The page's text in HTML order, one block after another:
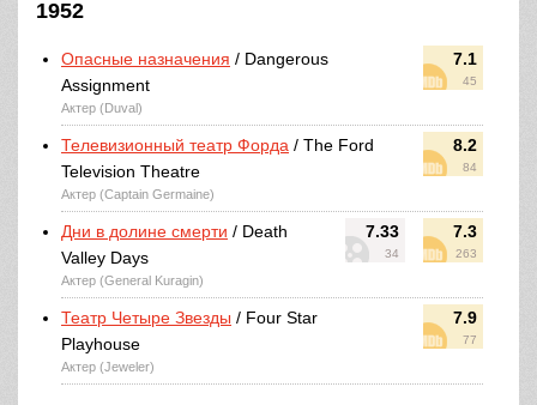
1952
7.1
45
Опасные назначения / Dangerous
Assignment
Актер (Duval)
8.2
84
Телевизионный театр Форда / The Ford
Television Theatre
Актер (Captain Germaine)
7.33
34
7.3
263
Дни в долине смерти / Death
Valley Days
Актер (General Kuragin)
7.9
77
Театр Четыре Звезды / Four Star
Playhouse
Актер (Jeweler)